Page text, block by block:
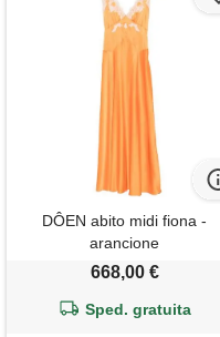
DÔEN abito midi fiona -
arancione
668,00 €
Sped. gratuita